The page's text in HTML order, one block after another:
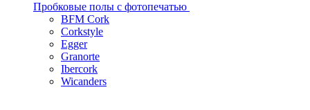
Пробковые полы с фотопечатью
BFM Cork
Corkstyle
Egger
Granorte
Ibercork
Wicanders